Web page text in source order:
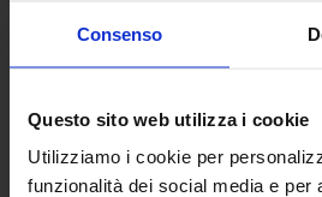
Consenso
Questo sito web utilizza i cookie
Utilizziamo i cookie per
funzionalità dei social media e
+ 39
Progetto e